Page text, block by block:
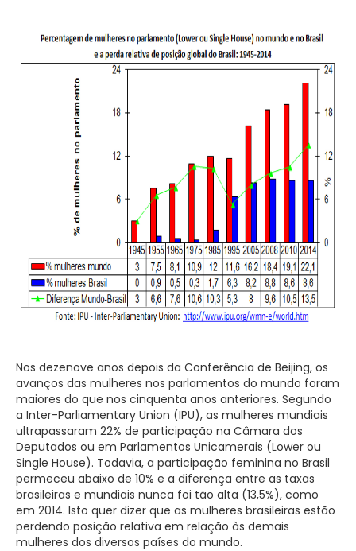
Nos dezenove anos depois da Conferência de Beijing, os
avanços das mulheres nos parlamentos do mundo foram
maiores do que nos cinquenta anos anteriores. Segundo
a Inter-Parliamentary Union (IPU), as mulheres mundiais
ultrapassaram 22% de participação na Câmara dos
Deputados ou em Parlamentos Unicamerais (Lower ou
Single House). Todavia, a participação feminina no Brasil
permeceu abaixo de 10% e a diferença entre as taxas
brasileiras e mundiais nunca foi tão alta (13,5%), como
em 2014. Isto quer dizer que as mulheres brasileiras estão
perdendo posição relativa em relação às demais
mulheres dos diversos países do mundo.